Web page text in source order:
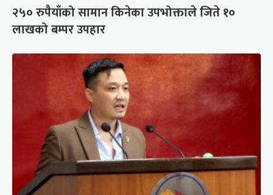
२५० रुपैयाँको सामान किनेका उपभोक्ताले जिते १०
लाखको बम्पर उपहार